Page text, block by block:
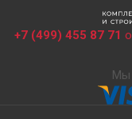
+7 (499) 455 87 71
Мы